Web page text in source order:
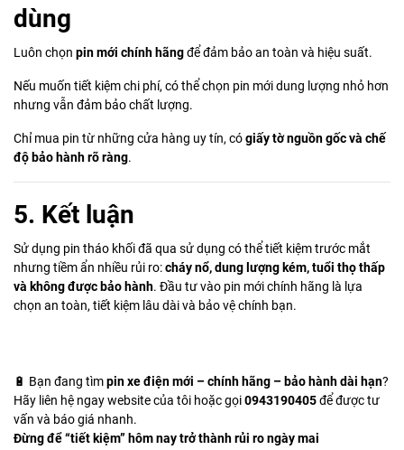
dùng
Luôn chọn pin mới chính hãngđể đảm bảo an toàn và hiệu suất.
Nếu muốn tiết kiệm chi phí, có thể chọn pin mới dung lượng nhỏ hơn
nhưng vẫn đảm bảo chất lượng.
Chỉ mua pin từ những cửa hàng uy tín, cógiấy tờ nguồn gốc và chế
độ bảo hành rõ ràng.
5. Kết luận
Sử dụng pin tháo khối đã qua sử dụng có thể tiết kiệm trước mắt
nhưng tiềm ẩn nhiều rủi ro:cháy nổ, dung lượng kém, tuổi thọ thấp
và không được bảo hành. Đầu tư vào pin mới chính hãng là lựa
chọn an toàn, tiết kiệm lâu dài và bảo vệ chính bạn.
🔋 Bạn đang tìmpin xe điện mới – chính hãng – bảo hành dài hạn?
Hãy liên hệ ngay website của tôi hoặc gọi0943190405để được tư
vấn và báo giá nhanh.
Đừng để “tiết kiệm” hôm nay trở thành rủi ro ngày mai